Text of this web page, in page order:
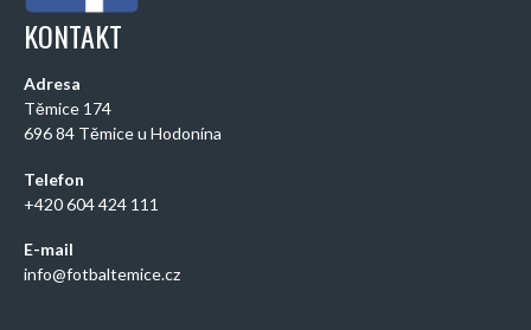
KONTAKT
Adresa
Těmice 174
696 84 Těmice u Hodonína
Telefon
+420 604 424 111
E-mail
info@fotbaltemice.cz